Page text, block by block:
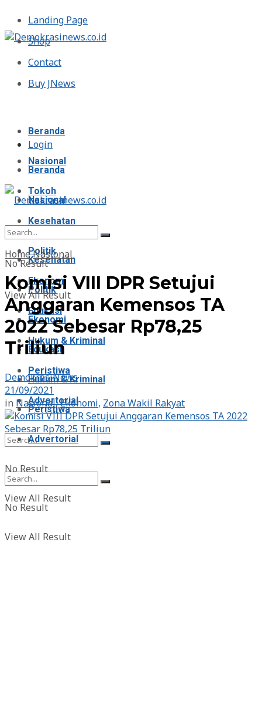
Landing Page
Shop
Contact
Buy JNews
Login
Beranda
Nasional
Tokoh
Kesehatan
Politik
Ekonomi
Edukasi
Hukum & Kriminal
Peristiwa
Advertorial
No Result
View All Result
Beranda
Nasional
Tokoh
Kesehatan
Politik
Ekonomi
Edukasi
Hukum & Kriminal
Peristiwa
Advertorial
No Result
View All Result
No Result
View All Result
HomeNasional
Komisi VIII DPR Setujui
Anggaran Kemensos TA
2022 Sebesar Rp78,25
Triliun
DemokrasiNews
21/09/2021
in Nasional,Ekonomi, Zona Wakil Rakyat